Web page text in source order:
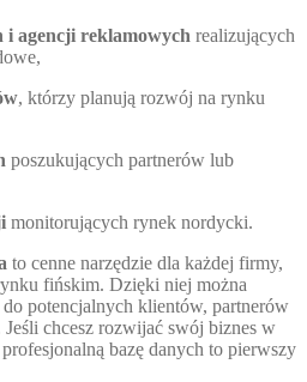
agencji reklamowych realizujących
, którzy planują rozwój na rynku
poszukujących partnerów lub
monitorujących rynek nordycki.
to cenne narzędzie dla każdej firmy,
fińskim. Dzięki niej można
potencjalnych klientów, partnerów
chcesz rozwijać swój biznes w
bazę danych to pierwszy